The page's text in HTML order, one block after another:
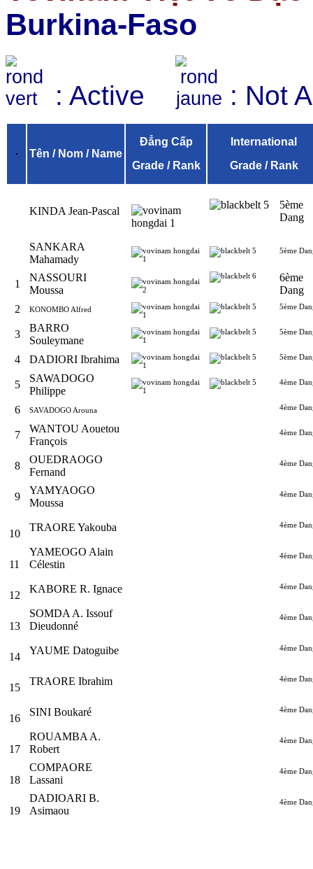
Burkina-Faso
: Active : Not
Tên / Nom / Name
Đẳng Cấp
Grade / Rank
International
Grade / Rank
KINDA Jean-Pascal
5ème
Dang
SANKARA
Mahamady
5ème
1
NASSOURI
Moussa
6ème
Dang
2
KONOMBO Alfred 5ème
3
BARRO
Souleymane
5ème
4 DADIORI Ibrahima 5ème
5
SAWADOGO
Philippe
4ème
6 SAVADOGO Arouna 4ème
7
WANTOU Aouetou
François
4ème
8
OUEDRAOGO
Fernand
4ème
9
YAMYAOGO
Moussa
4ème
10
TRAORE Yakouba 4ème
11
YAMEOGO Alain
Célestin
4ème
12
KABORE R. Ignace 4ème
13
SOMDA A. Issouf
Dieudonné
4ème
14
YAUME Datoguibe 4ème
15
TRAORE Ibrahim 4ème
16
SINI Boukaré 4ème
17
ROUAMBA A.
Robert
4ème
18
COMPAORE
Lassani
4ème
19
DADIOARI B.
Asimaou
4ème